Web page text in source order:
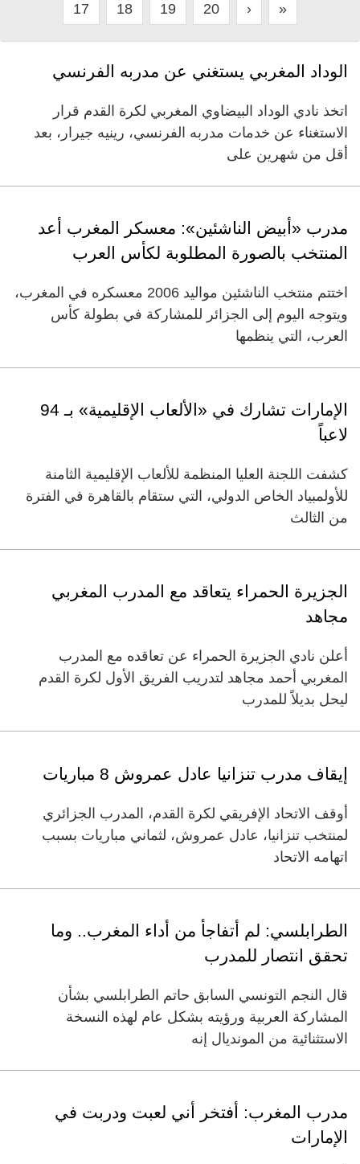
17 18 19 20 › »
الوداد المغربي يستغني عن مدربه الفرنسي
اتخذ نادي الوداد البيضاوي المغربي لكرة القدم قرار
الاستغناء عن خدمات مدربه الفرنسي، رينيه جيرار، بعد
أقل من شهرين على
مدرب «أبيض الناشئين»: معسكر المغرب أعد
المنتخب بالصورة المطلوبة لكأس العرب
اختتم منتخب الناشئين مواليد 2006 معسكره في المغرب،
ويتوجه اليوم إلى الجزائر للمشاركة في بطولة كأس
العرب، التي ينظمها
الإمارات تشارك في «الألعاب الإقليمية» بـ 94
لاعباً
كشفت اللجنة العليا المنظمة للألعاب الإقليمية الثامنة
للأولمبياد الخاص الدولي، التي ستقام بالقاهرة في الفترة
من الثالث
الجزيرة الحمراء يتعاقد مع المدرب المغربي
مجاهد
أعلن نادي الجزيرة الحمراء عن تعاقده مع المدرب
المغربي أحمد مجاهد لتدريب الفريق الأول لكرة القدم
ليحل بديلاً للمدرب
إيقاف مدرب تنزانيا عادل عمروش 8 مباريات
أوقف الاتحاد الإفريقي لكرة القدم، المدرب الجزائري
لمنتخب تنزانيا، عادل عمروش، لثماني مباريات بسبب
اتهامه الاتحاد
الطرابلسي: لم أتفاجأ من أداء المغرب.. وما
تحقق انتصار للمدرب
قال النجم التونسي السابق حاتم الطرابلسي بشأن
المشاركة العربية ورؤيته بشكل عام لهذه النسخة
الاستثنائية من المونديال إنه
مدرب المغرب: أفتخر أني لعبت ودربت في
الإمارات